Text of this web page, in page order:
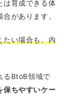
は育成できる体
があります。
たい場合も、内
るBtoB領域で
保ちやすいケー